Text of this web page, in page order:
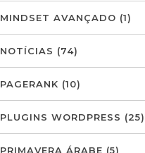
MINDSET AVANÇADO (1)
NOTÍCIAS (74)
PAGERANK (10)
PLUGINS WORDPRESS (25)
PRIMAVERA ÁRABE (5)